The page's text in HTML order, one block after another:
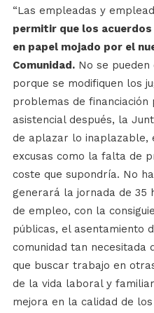
“Las empleadas y
permitir que los
en papel mojado por el
Comunidad.No se pueden
porque se modifiquen los
problemas de financiación
asistencial después, la
de aplazar lo inaplazable,
excusas como la falta de
coste que supondría. No
generará la jornada de 35
de empleo, con la
públicas, el asentamiento
comunidad tan necesitada
que buscar trabajo en
de la vida laboral y
mejora en la calidad de